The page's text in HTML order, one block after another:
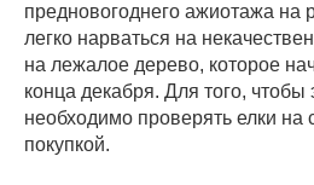
предновогоднего ажиотажа на
легко нарваться на
на лежалое дерево, которое
конца декабря. Для того, чтобы
необходимо проверять елки на
покупкой.